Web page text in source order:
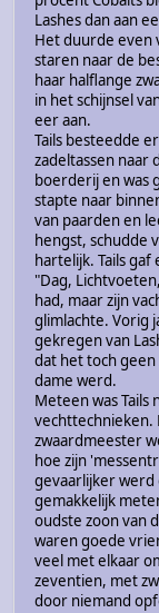
Lashes dan aan
Het duurde even
staren naar de
haar halflange
in het schijnsel
eer aan.
Tails besteedde
zadeltassen naar
boerderij en was
stapte naar
van paarden en
hengst, schudde
hartelijk. Tails gaf
"Dag,
had, maar zijn
glimlachte. Vorig
gekregen van
dat het toch
dame werd.
Meteen was
vechttechnieken.
zwaardmeester
hoe zijn
gevaarlijker werd
gemakkelijk
oudste zoon van
waren goede
veel met elkaar
zeventien, met
door niemand